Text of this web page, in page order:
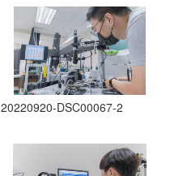
20220920-DSC00067-2